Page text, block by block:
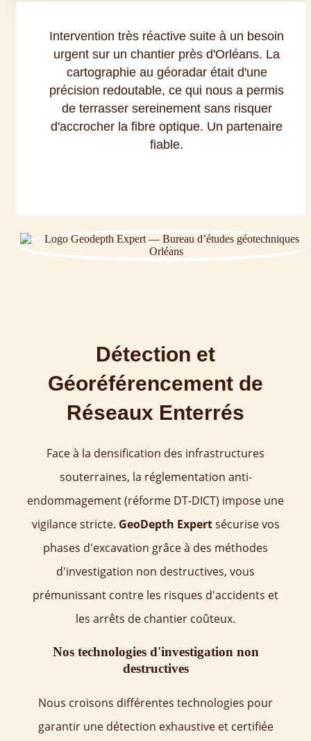
Intervention très réactive suite à un besoin
urgent sur un chantier près d'Orléans. La
cartographie au géoradar était d'une
précision redoutable, ce qui nous a permis
de terrasser sereinement sans risquer
d'accrocher la fibre optique. Un partenaire
fiable.
Détection et
Géoréférencement de
Réseaux Enterrés
Face à la densification des infrastructures
souterraines, la réglementation anti-
endommagement (réforme DT-DICT) impose une
vigilance stricte. GeoDepth Expertsécurise vos
phases d'excavation grâce à des méthodes
d'investigation non destructives, vous
prémunissant contre les risques d'accidents et
les arrêts de chantier coûteux.
Nos technologies d'investigation non
destructives
Nous croisons différentes technologies pour
garantir une détection exhaustive et certifiée